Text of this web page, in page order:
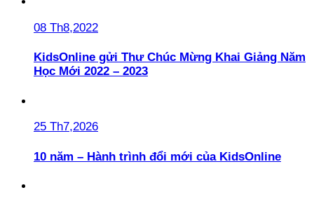
08 Th8,2022
KidsOnline gửi Thư Chúc Mừng Khai Giảng Năm
Học Mới 2022 – 2023
25 Th7,2026
10 năm – Hành trình đổi mới của KidsOnline